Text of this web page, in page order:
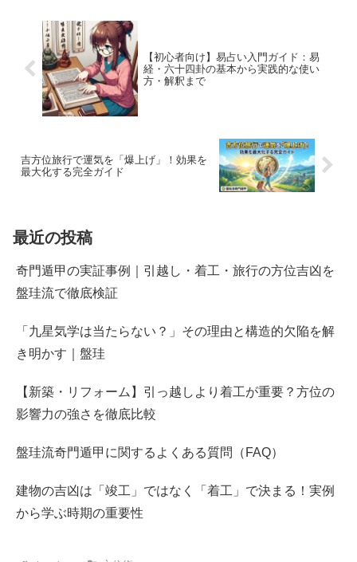
【初心者向け】易占い入門ガイド：易
経・六十四卦の基本から実践的な使い
方・解釈まで
吉方位旅行で運気を「爆上げ」！効果を
最大化する完全ガイド
最近の投稿
奇門遁甲の実証事例｜引越し・着工・旅行の方位吉凶を
盤珪流で徹底検証
「九星気学は当たらない？」その理由と構造的欠陥を解
き明かす｜盤珪
【新築・リフォーム】引っ越しより着工が重要？方位の
影響力の強さを徹底比較
盤珪流奇門遁甲に関するよくある質問（FAQ）
建物の吉凶は「竣工」ではなく「着工」で決まる！実例
から学ぶ時期の重要性